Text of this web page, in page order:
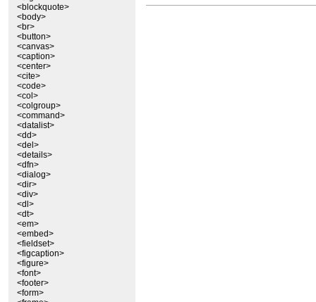
<blockquote>
<body>
<br>
<button>
<canvas>
<caption>
<center>
<cite>
<code>
<col>
<colgroup>
<command>
<datalist>
<dd>
<del>
<details>
<dfn>
<dialog>
<dir>
<div>
<dl>
<dt>
<em>
<embed>
<fieldset>
<figcaption>
<figure>
<font>
<footer>
<form>